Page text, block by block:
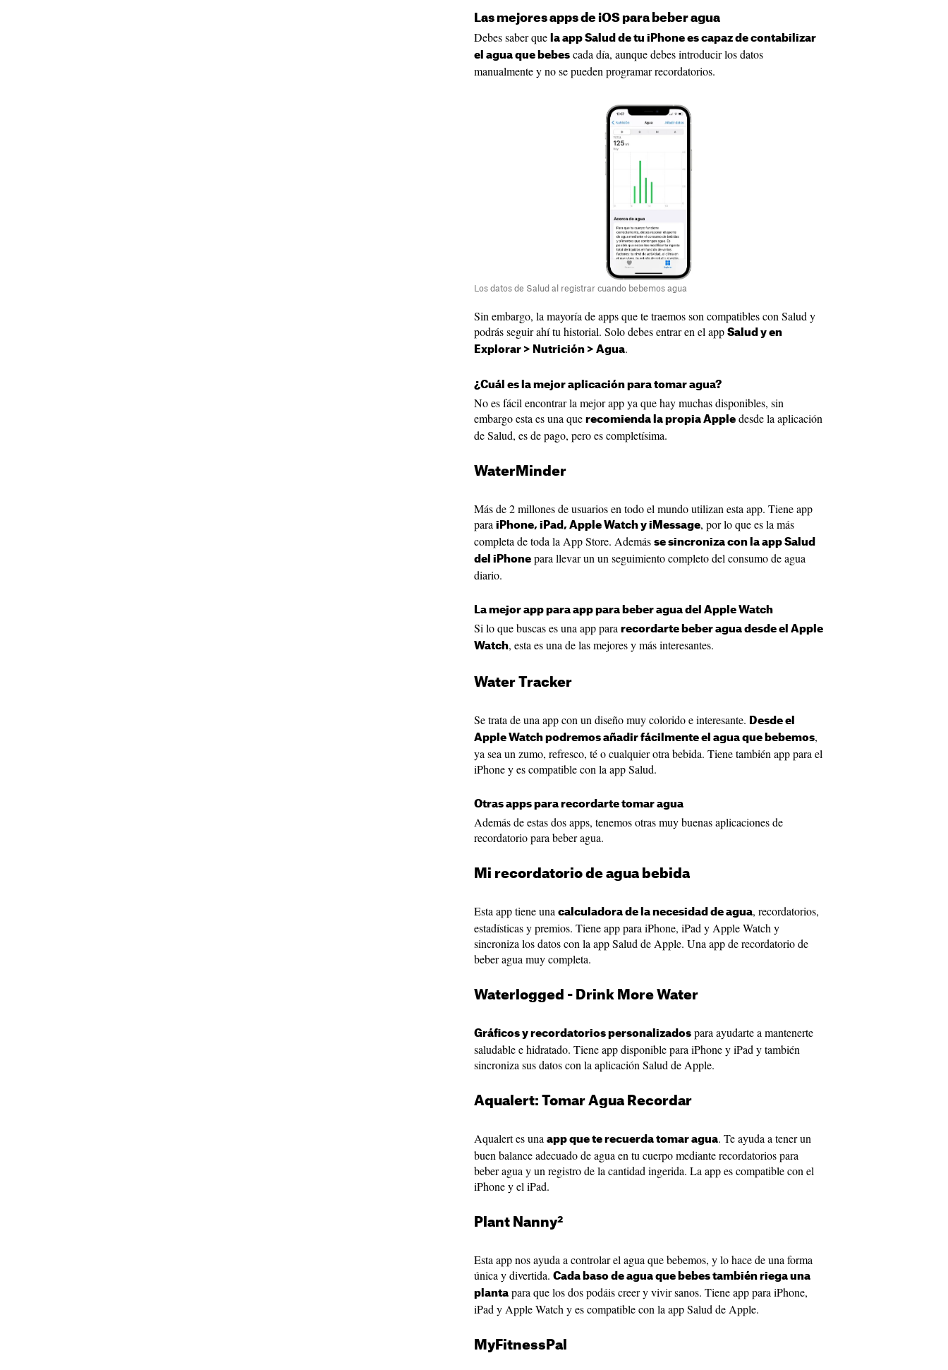
Las mejores apps de iOS para beber agua
Debes saber que la app Salud de tu iPhone es capaz de contabilizar
el agua que bebes cada día, aunque debes introducir los datos
manualmente y no se pueden programar recordatorios.
Los datos de Salud al registrar cuando bebemos agua
Sin embargo, la mayoría de apps que te traemos son compatibles con Salud y
podrás seguir ahí tu historial. Solo debes entrar en el app Salud y en
Explorar > Nutrición > Agua.
¿Cuál es la mejor aplicación para tomar agua?
No es fácil encontrar la mejor app ya que hay muchas disponibles, sin
embargo esta es una que recomienda la propia Apple desde la aplicación
de Salud, es de pago, pero es completísima.
WaterMinde‪r‬
Más de 2 millones de usuarios en todo el mundo utilizan esta app. Tiene app
para iPhone, iPad, Apple Watch y iMessage, por lo que es la más
completa de toda la App Store. Además se sincroniza con la app Salud
del iPhone para llevar un un seguimiento completo del consumo de agua
diario.
La mejor app para app para beber agua del Apple Watch
Si lo que buscas es una app para recordarte beber agua desde el Apple
Watch, esta es una de las mejores y más interesantes.
Water Tracke‪r‬
Se trata de una app con un diseño muy colorido e interesante. Desde el
Apple Watch podremos añadir fácilmente el agua que bebemos,
ya sea un zumo, refresco, té o cualquier otra bebida. Tiene también app para el
iPhone y es compatible con la app Salud.
Otras apps para recordarte tomar agua
Además de estas dos apps, tenemos otras muy buenas aplicaciones de
recordatorio para beber agua.
Mi recordatorio de agua bebid‪a‬
Esta app tiene una calculadora de la necesidad de agua, recordatorios,
estadísticas y premios. Tiene app para iPhone, iPad y Apple Watch y
sincroniza los datos con la app Salud de Apple. Una app de recordatorio de
beber agua muy completa.
Waterlogged - Drink More Wate‪r‬
Gráficos y recordatorios personalizados para ayudarte a mantenerte
saludable e hidratado. Tiene app disponible para iPhone y iPad y también
sincroniza sus datos con la aplicación Salud de Apple.
Aqualert: Tomar Agua Recorda‪r‬
Aqualert es una app que te recuerda tomar agua. Te ayuda a tener un
buen balance adecuado de agua en tu cuerpo mediante recordatorios para
beber agua y un registro de la cantidad ingerida. La app es compatible con el
iPhone y el iPad.
Plant Nanny‪²‬
Esta app nos ayuda a controlar el agua que bebemos, y lo hace de una forma
única y divertida. Cada baso de agua que bebes también riega una
planta para que los dos podáis creer y vivir sanos. Tiene app para iPhone,
iPad y Apple Watch y es compatible con la app Salud de Apple.
MyFitnessPa‪l‬